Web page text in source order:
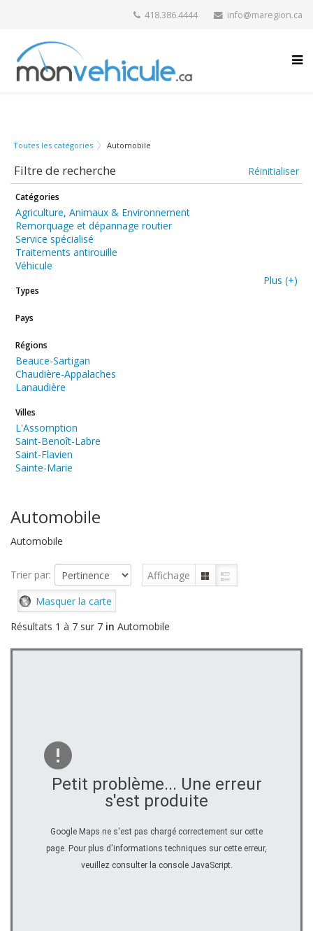
418.386.4444 info@maregion.ca
Toutes les catégories Automobile
Filtre de recherche Réinitialiser
Catégories
Agriculture, Animaux & Environnement
Remorquage et dépannage routier
Service spécialisé
Traitements antirouille
Véhicule
Plus (+)
Types
Pays
Régions
Beauce-Sartigan
Chaudière-Appalaches
Lanaudière
Villes
L'Assomption
Saint-Benoît-Labre
Saint-Flavien
Sainte-Marie
Automobile
Automobile
Trier par:
Affichage
Masquer la carte
Résultats 1 à 7 sur 7 in Automobile
Petit problème... Une erreur
s'est produite
Google Maps ne s'est pas chargé correctement sur cette
page. Pour plus d'informations techniques sur cette erreur,
veuillez consulter la console JavaScript.